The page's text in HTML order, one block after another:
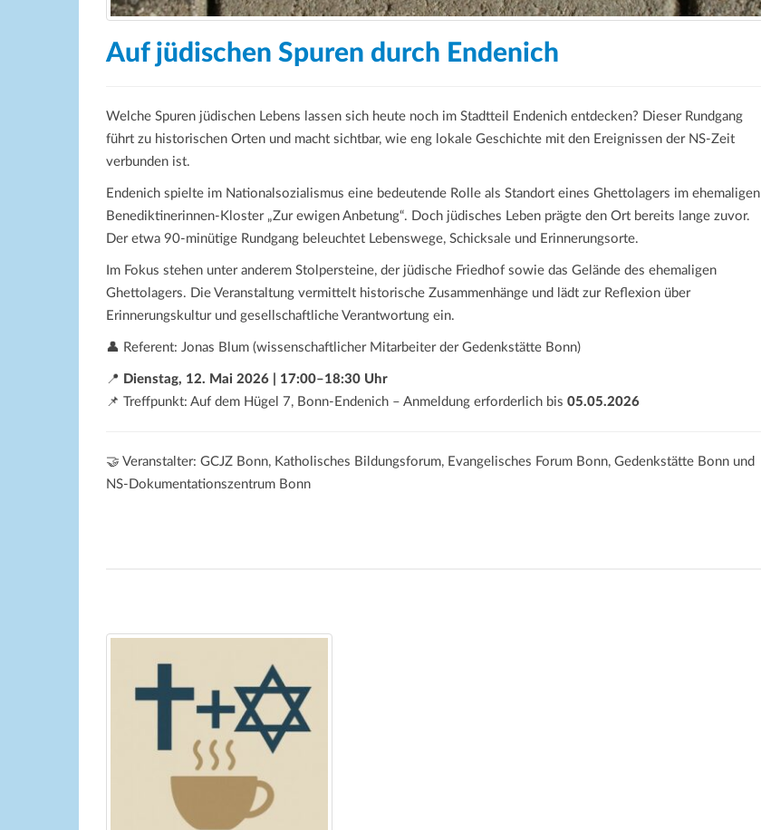
Auf jüdischen Spuren durch Endenich
Welche Spuren jüdischen Lebens lassen sich heute noch im Stadtteil Endenich entdecken? Dieser Rundgang
führt zu historischen Orten und macht sichtbar, wie eng lokale Geschichte mit den Ereignissen der NS-Zeit
verbunden ist.
Endenich spielte im Nationalsozialismus eine bedeutende Rolle als Standort eines Ghettolagers im ehemaligen
Benediktinerinnen-Kloster „Zur ewigen Anbetung“. Doch jüdisches Leben prägte den Ort bereits lange zuvor.
Der etwa 90-minütige Rundgang beleuchtet Lebenswege, Schicksale und Erinnerungsorte.
Im Fokus stehen unter anderem Stolpersteine, der jüdische Friedhof sowie das Gelände des ehemaligen
Ghettolagers. Die Veranstaltung vermittelt historische Zusammenhänge und lädt zur Reflexion über
Erinnerungskultur und gesellschaftliche Verantwortung ein.
👤 Referent: Jonas Blum (wissenschaftlicher Mitarbeiter der Gedenkstätte Bonn)
📍 Dienstag, 12. Mai 2026 | 17:00–18:30 Uhr
📌 Treffpunkt: Auf dem Hügel 7, Bonn-Endenich – Anmeldung erforderlich bis 05.05.2026
🤝 Veranstalter: GCJZ Bonn, Katholisches Bildungsforum, Evangelisches Forum Bonn, Gedenkstätte Bonn und
NS-Dokumentationszentrum Bonn